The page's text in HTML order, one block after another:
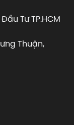
Tư TP.HCM
Thuận,